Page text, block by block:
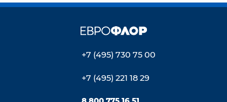
+7 (495) 730 75 00
+7 (495) 221 18 29